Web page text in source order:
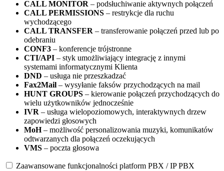
CALL MONITOR – podsłuchiwanie aktywnych połączeń
CALL PERMISSIONS – restrykcje dla ruchu
wychodzącego
CALL TRANSFER – transferowanie połączeń przed lub po
odebraniu
CONF3 – konferencje trójstronne
CTI/API – styk umożliwiający integrację z innymi
systemami informatycznymi Klienta
DND – usługa nie przeszkadzać
Fax2Mail – wysyłanie faksów przychodzących na mail
HUNT GROUPS – kierowanie połączeń przychodzących do
wielu użytkowników jednocześnie
IVR – usługa wielopoziomowych, interaktywnych drzew
zapowiedzi głosowych
MoH– możliwość personalizowania muzyki, komunikatów
odtwarzanych dla połączeń oczekujących
VMS – poczta głosowa
Zaawansowane funkcjonalności platform PBX / IP PBX